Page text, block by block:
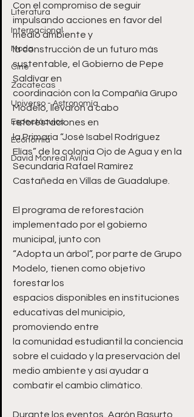
Literatura
Internacional
Moda
Cine
Zacatecas
Universo - Astronomía
Espectáculos
Economía
David Monreal Ávila
Con el compromiso de seguir
impulsando acciones en favor del
medio ambiente y
la construcción de un futuro más
sustentable, el Gobierno de Pepe
Saldívar en
coordinación con la Compañía Grupo
Modelo, llevaron a cabo
reforestaciones en
la Primaria “José Isabel Rodríguez
Elías” de la colonia Ojo de Agua y en la
Secundaria Rafael Ramírez
Castañeda en Villas de Guadalupe.
El programa de reforestación
implementado por el gobierno
municipal, junto con
“Adopta un árbol”, por parte de Grupo
Modelo, tienen como objetivo
forestar los
espacios disponibles en instituciones
educativas del municipio,
promoviendo entre
la comunidad estudiantil la conciencia
sobre el cuidado y la preservación del
medio ambiente y así ayudar a
combatir el cambio climático.
Durante los eventos, Aarón Basurto